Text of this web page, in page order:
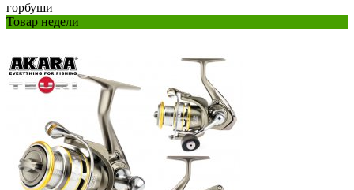
горбуши
Товар недели